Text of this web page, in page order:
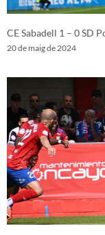
CE Sabadell 1 – 0 SD
20 de maig de 2024